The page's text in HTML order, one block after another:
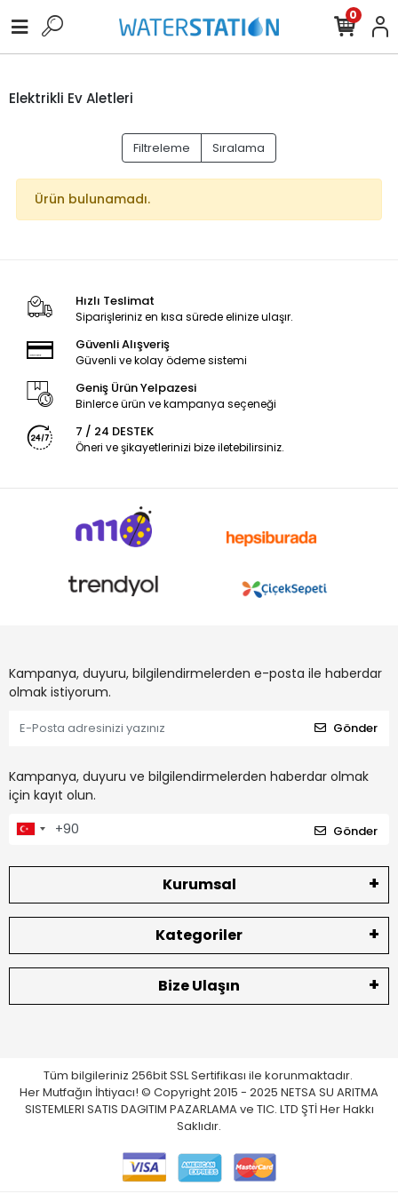
0
Elektrikli Ev Aletleri
Filtreleme Sıralama
Ürün bulunamadı.
Hızlı Teslimat
Siparişleriniz en kısa sürede elinize ulaşır.
Güvenli Alışveriş
Güvenli ve kolay ödeme sistemi
Geniş Ürün Yelpazesi
Binlerce ürün ve kampanya seçeneği
7 / 24 DESTEK
Öneri ve şikayetlerinizi bize iletebilirsiniz.
Kampanya, duyuru, bilgilendirmelerden e-posta ile haberdar
olmak istiyorum.
Gönder
Kampanya, duyuru ve bilgilendirmelerden haberdar olmak
için kayıt olun.
Gönder
Kurumsal
Kategoriler
Bize Ulaşın
Tüm bilgileriniz 256bit SSL Sertifikası ile korunmaktadır.
Her Mutfağın İhtiyacı! © Copyright 2015 - 2025 NETSA SU ARITMA
SISTEMLERI SATIS DAGITIM PAZARLAMA ve TIC. LTD ŞTİ Her Hakkı
Saklıdır.